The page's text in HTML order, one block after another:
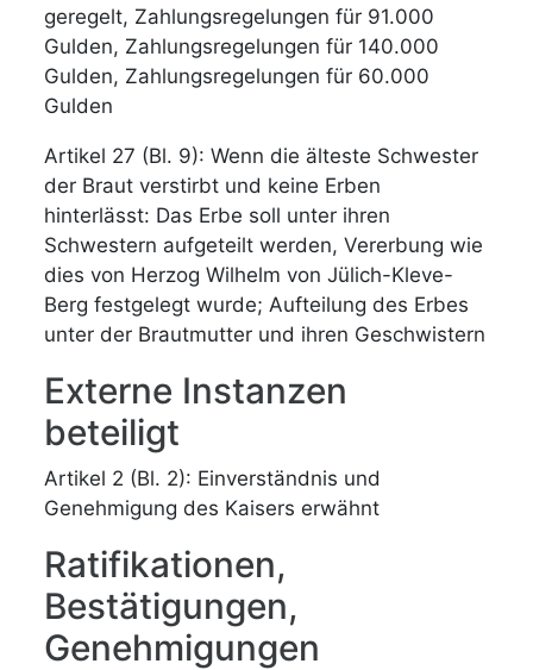
geregelt, Zahlungsregelungen für 91.000
Gulden, Zahlungsregelungen für 140.000
Gulden, Zahlungsregelungen für 60.000
Gulden
Artikel 27 (Bl. 9): Wenn die älteste Schwester
der Braut verstirbt und keine Erben
hinterlässt: Das Erbe soll unter ihren
Schwestern aufgeteilt werden, Vererbung wie
dies von Herzog Wilhelm von Jülich-Kleve-
Berg festgelegt wurde; Aufteilung des Erbes
unter der Brautmutter und ihren Geschwistern
Externe Instanzen
beteiligt
Artikel 2 (Bl. 2): Einverständnis und
Genehmigung des Kaisers erwähnt
Ratifikationen,
Bestätigungen,
Genehmigungen